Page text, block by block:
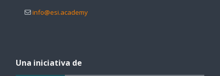
info@esi.academy
Una iniciativa de